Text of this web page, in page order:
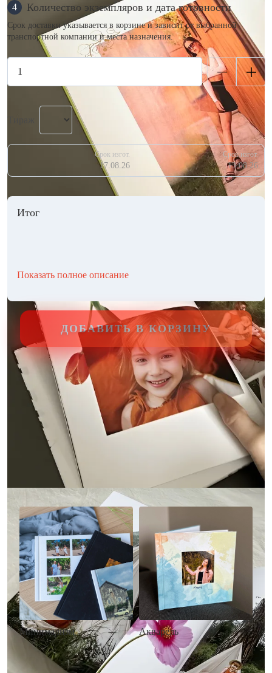
4 Количество экземпляров и дата готовности
Срок доставки указывается в корзине и зависит от выбранной
транспортной компании и места назначения.
Срок изгот.
17.08.26
Срок изгот.
13.08.26
Итог
Показать полное описание
ДОБАВИТЬ В КОРЗИНУ
Другие стили фотокниг
Минимализм
• Без декора
• Выбор цвета фона
Акварель
• Декор в стиле
акварельных красок